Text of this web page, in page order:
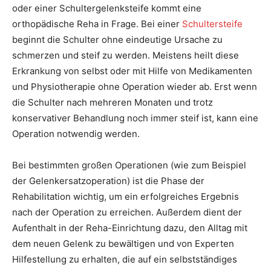
oder einer Schultergelenksteife kommt eine
orthopädische Reha in Frage. Bei einer Schultersteife
beginnt die Schulter ohne eindeutige Ursache zu
schmerzen und steif zu werden. Meistens heilt diese
Erkrankung von selbst oder mit Hilfe von Medikamenten
und Physiotherapie ohne Operation wieder ab. Erst wenn
die Schulter nach mehreren Monaten und trotz
konservativer Behandlung noch immer steif ist, kann eine
Operation notwendig werden.
Bei bestimmten großen Operationen (wie zum Beispiel
der Gelenkersatzoperation) ist die Phase der
Rehabilitation wichtig, um ein erfolgreiches Ergebnis
nach der Operation zu erreichen. Außerdem dient der
Aufenthalt in der Reha-Einrichtung dazu, den Alltag mit
dem neuen Gelenk zu bewältigen und von Experten
Hilfestellung zu erhalten, die auf ein selbstständiges